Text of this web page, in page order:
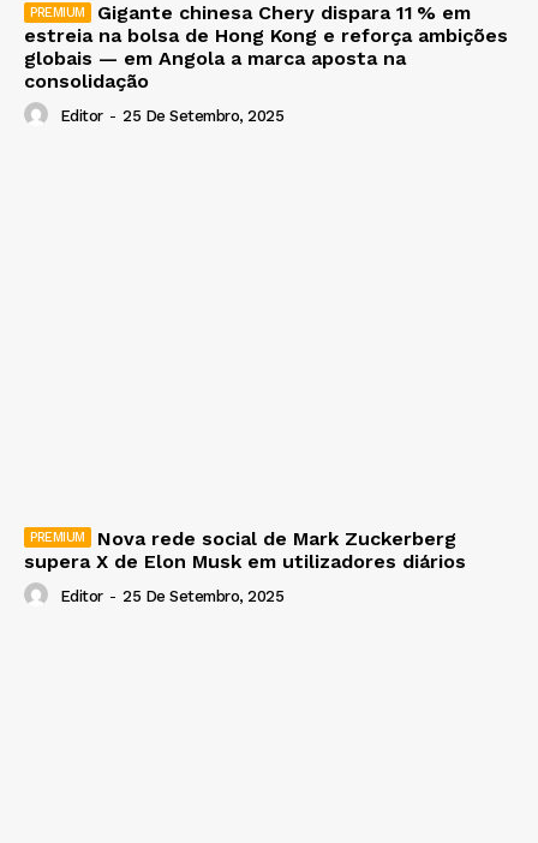
Gigante chinesa Chery dispara 11 % em
estreia na bolsa de Hong Kong e reforça ambições
globais — em Angola a marca aposta na
consolidação
Editor - 25 De Setembro, 2025
Nova rede social de Mark Zuckerberg
supera X de Elon Musk em utilizadores diários
Editor - 25 De Setembro, 2025